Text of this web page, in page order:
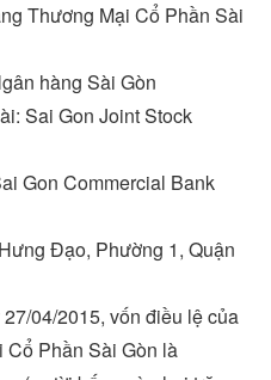
Thương Mại Cổ Phần Sài
hàng Sài Gòn
Sai Gon Joint Stock
Gon Commercial Bank
Đạo, Phường 1, Quận
04/2015, vốn điều lệ của
Cổ Phần Sài Gòn là